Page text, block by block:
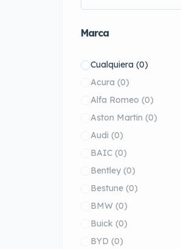
Marca
Cualquiera (0)
Acura (0)
Alfa Romeo (0)
Aston Martin (0)
Audi (0)
BAIC (0)
Bentley (0)
Bestune (0)
BMW (0)
Buick (0)
BYD (0)